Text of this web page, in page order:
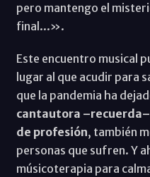
pero mantengo el
final...».
Este encuentro musical
lugar al que acudir para
que la pandemia ha
cantautora
de profesión, también
personas que sufren. Y
músicoterapia para